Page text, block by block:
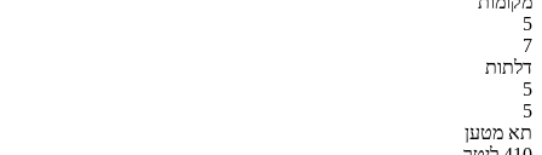
5
7
דלתות
5
5
תא מטען